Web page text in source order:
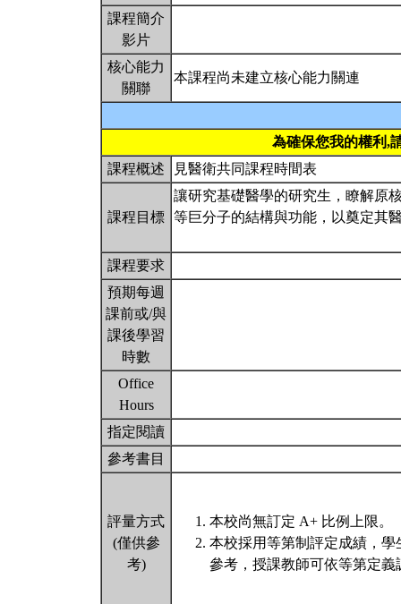
課程簡介
影片
核心能力
關聯
本課程尚未建立核心能力關連
為確保您我的權利,
課程概述
見醫衛共同課程時間表
課程目標
讓研究基礎醫學的研究生，瞭解原
等巨分子的結構與功能，以奠定其
課程要求
預期每週
課前或/與
課後學習
時數
Office
Hours
指定閱讀
參考書目
評量方式
(僅供參
考)
本校尚無訂定 A+ 比例上限。
本校採用等第制評定成績，
參考，授課教師可依等第定